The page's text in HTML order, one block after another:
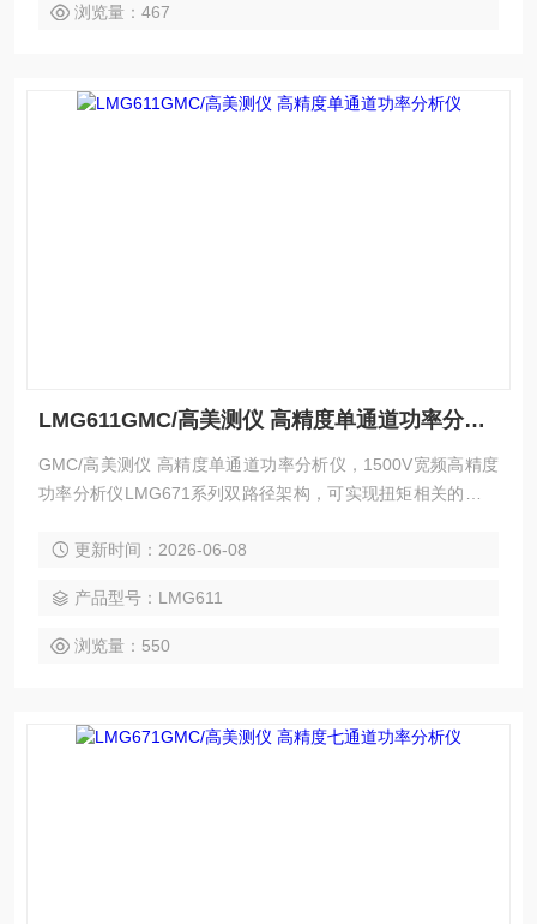
浏览量：467
LMG611GMC/高美测仪 高精度单通道功率分析仪
GMC/高美测仪 高精度单通道功率分析仪，1500V宽频高精度
功率分析仪LMG671系列双路径架构，可实现扭矩相关的基波
个通道，3种精度可选，为客户实现性价比和可升级性能。
更新时间：2026-06-08
产品型号：LMG611
浏览量：550